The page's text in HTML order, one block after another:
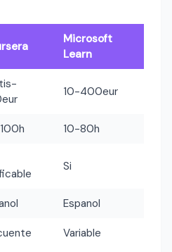
Microsoft
Learn
10-400eur
10-80h
Si
Espanol
Variable